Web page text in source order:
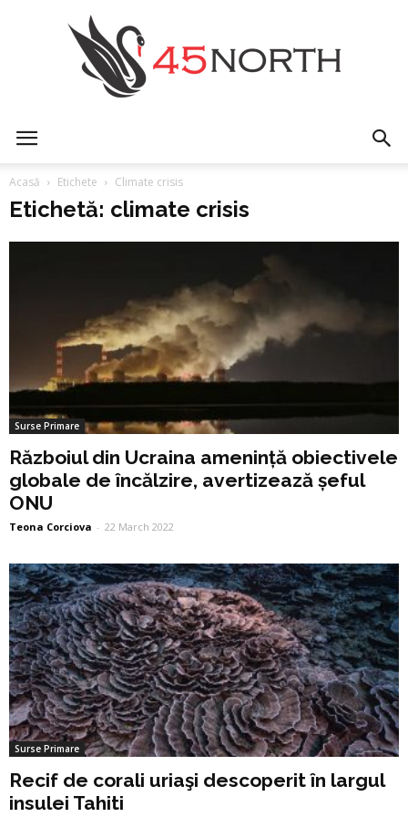
Acasă Etichete Climate crisis
Etichetă: climate crisis
Surse Primare
Războiul din Ucraina amenință obiectivele
globale de încălzire, avertizează șeful
ONU
Teona Corciova - 22 March 2022
Surse Primare
Recif de corali uriaşi descoperit în largul
insulei Tahiti